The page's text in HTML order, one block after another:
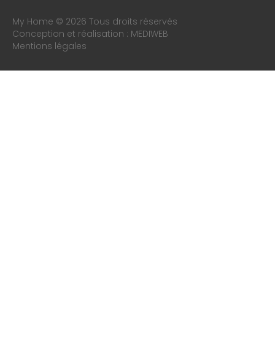
My Home © 2026 Tous droits réservés
Conception et réalisation : MEDIWEB
Mentions légales